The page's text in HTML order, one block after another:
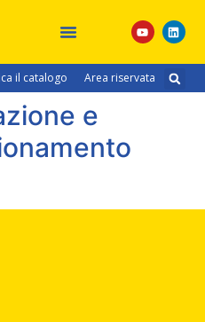
il catalogo Area riservata
e